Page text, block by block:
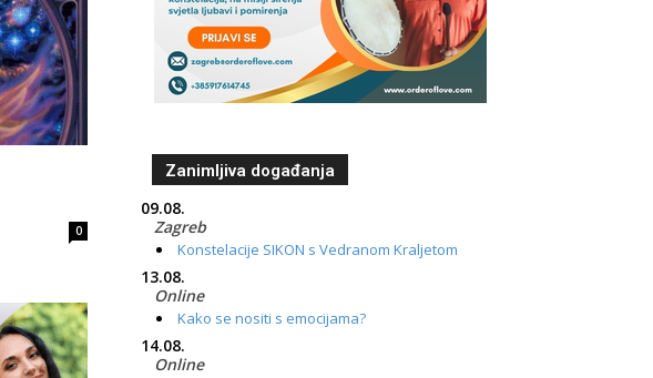
0
Zanimljiva događanja
09.08.
Zagreb
Konstelacije SIKON s Vedranom Kraljetom
13.08.
Online
Kako se nositi s emocijama?
14.08.
Online